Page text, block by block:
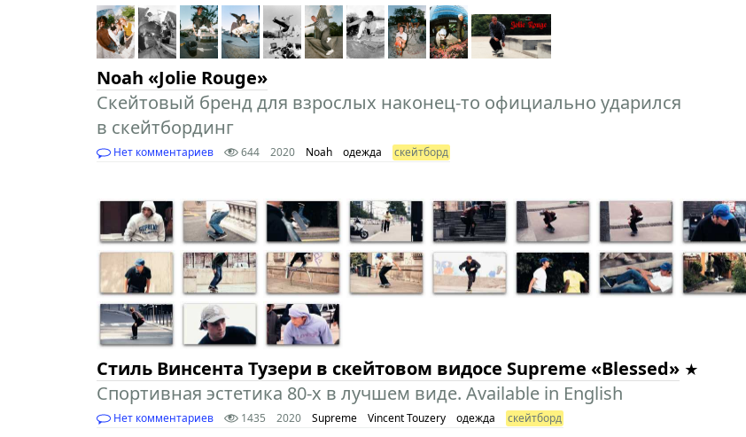
Noah «Jolie Rouge»
Скейтовый бренд для взрослых наконец-то официально ударился
в скейтбординг
Нет комментариев 644 2020 Noah одежда скейтборд
Стиль Винсента Тузери в скейтовом видосе Supreme «Blessed»
Спортивная эстетика 80-х в лучшем виде. Available in English
Нет комментариев 1435 2020 Supreme Vincent Touzery одежда скейтборд